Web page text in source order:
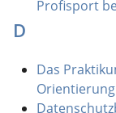
Profisport
D
Das